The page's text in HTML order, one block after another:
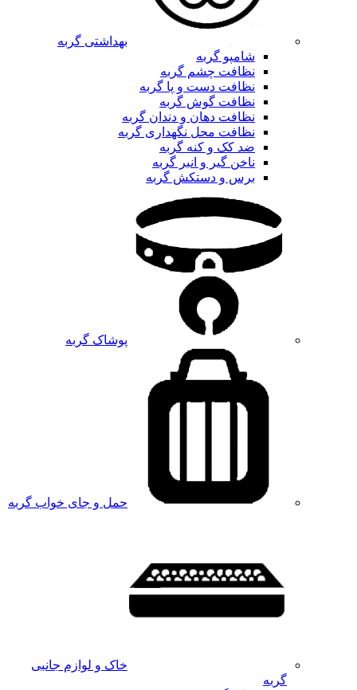
بهداشتی گربه
شامپو گربه
نظافت چشم گربه
نظافت دست و پا گربه
نظافت گوش گربه
نظافت دهان و دندان گربه
نظافت محل نگهداری گربه
ضد کک و کنه گربه
ناخن گیر و انبر گربه
برس و دستکش گربه
پوشاک گربه
حمل و جای خواب گربه
خاک و لوازم جانبی
گربه